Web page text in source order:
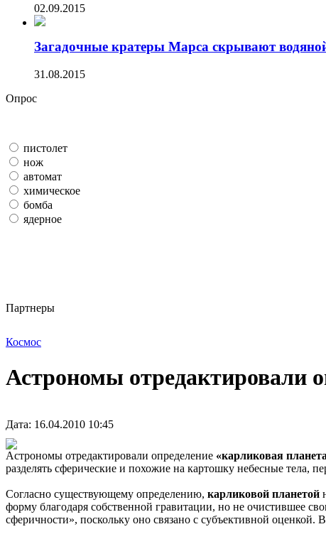
02.09.2015
Загадочные кратеры Марса скрывают
31.08.2015
Опрос
пистолет
нож
автомат
химическое
бомба
ядерное
Партнеры
Космос
Астрономы отредактировали
Дата: 16.04.2010 10:45
Астрономы отредактировали определение «карликовая
разделять сферические и похожие на картошку небесные тела,
Согласно существующему определению, карликовой планетой
форму благодаря собственной гравитации, но не очистившее
сферичности», поскольку оно связано с субъективной